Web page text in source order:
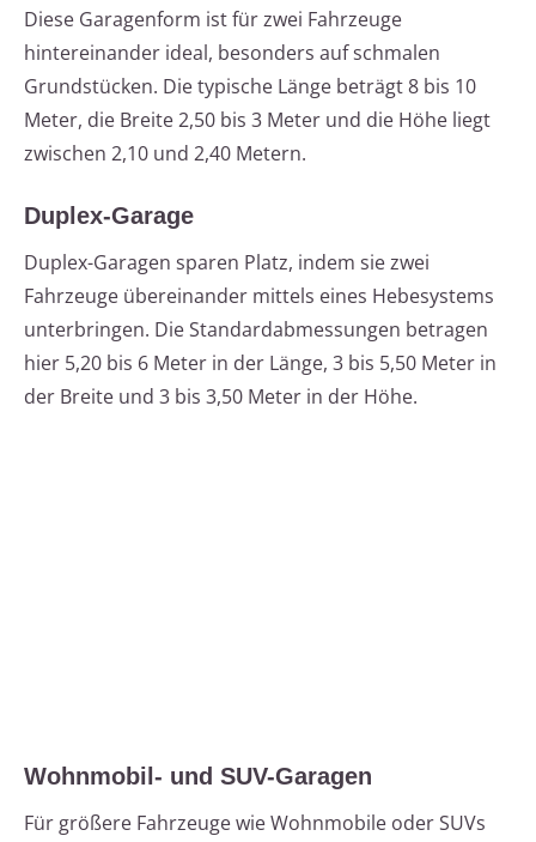
Diese Garagenform ist für zwei Fahrzeuge
hintereinander ideal, besonders auf schmalen
Grundstücken. Die typische Länge beträgt 8 bis 10
Meter, die Breite 2,50 bis 3 Meter und die Höhe liegt
zwischen 2,10 und 2,40 Metern.
Duplex-Garage
Duplex-Garagen sparen Platz, indem sie zwei
Fahrzeuge übereinander mittels eines Hebesystems
unterbringen. Die Standardabmessungen betragen
hier 5,20 bis 6 Meter in der Länge, 3 bis 5,50 Meter in
der Breite und 3 bis 3,50 Meter in der Höhe.
Wohnmobil- und SUV-Garagen
Für größere Fahrzeuge wie Wohnmobile oder SUVs